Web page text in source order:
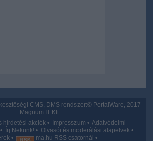
CMS, DMS rendszer:© PortalWare, 2017
Magnum IT Kft.
hirdetési akciók • Impresszum •Adatvédelmi
• Írj Nekünk! •Olvasói és moderálási alapelvek •
• ma.hu RSS csatornái •